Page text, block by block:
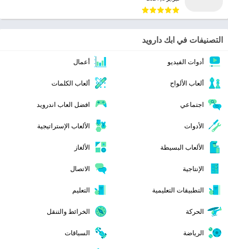
التصنيفات في ابك دارويد
أدوات الفيديو أعمال
ألعاب الألواح ألعاب الكلمات
اجتماعي افضل العاب اندرويد
الأدوات الألعاب الإستراتيجية
الألعاب البسيطة الألغاز
الإنتاجية الاتصال
التطبيقات التعليمية التعليم
الحركة الخرائط والتنقل
الرياضة السباقات